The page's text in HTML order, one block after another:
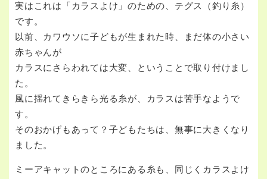
実はこれは「カラスよけ」のための、テグス（釣り糸）
です。
以前、カワウソに子どもが生まれた時、まだ体の小さい
赤ちゃんが
カラスにさらわれては大変、ということで取り付けまし
た。
風に揺れてきらきら光る糸が、カラスは苦手なようで
す。
そのおかげもあって？子どもたちは、無事に大きくなり
ました。
ミーアキャットのところにある糸も、同じくカラスよけ